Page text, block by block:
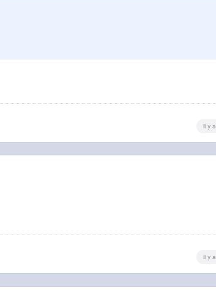
il y
il y